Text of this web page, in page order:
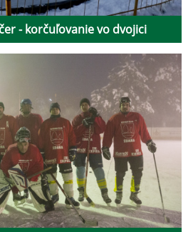
- korčuľovanie vo dvojici